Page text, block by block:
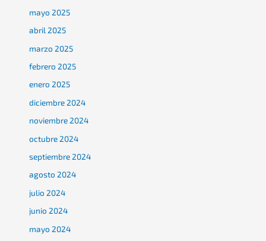
mayo 2025
abril 2025
marzo 2025
febrero 2025
enero 2025
diciembre 2024
noviembre 2024
octubre 2024
septiembre 2024
agosto 2024
julio 2024
junio 2024
mayo 2024